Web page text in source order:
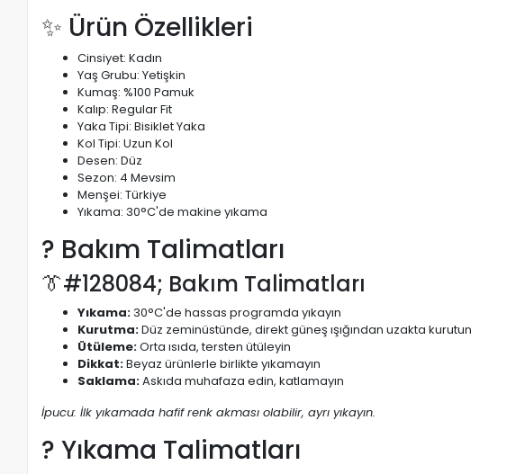
✨ Ürün Özellikleri
Cinsiyet: Kadın
Yaş Grubu: Yetişkin
Kumaş: %100 Pamuk
Kalıp: Regular Fit
Yaka Tipi: Bisiklet Yaka
Kol Tipi: Uzun Kol
Desen: Düz
Sezon: 4 Mevsim
Menşei: Türkiye
Yıkama: 30°C'de makine yıkama
? Bakım Talimatları
👔#128084; Bakım Talimatları
Yıkama:30°C'de hassas programda yıkayın
Kurutma:Düz zeminüstünde, direkt güneş ışığından uzakta kurutun
Ütüleme:Orta ısıda, tersten ütüleyin
Dikkat:Beyaz ürünlerle birlikte yıkamayın
Saklama:Askıda muhafaza edin, katlamayın
İpucu: İlk yıkamada hafif renk akması olabilir, ayrı yıkayın.
? Yıkama Talimatları